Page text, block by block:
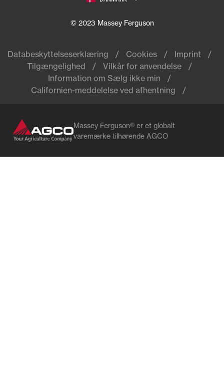
© 2023 Massey Ferguson
Databeskyttelseserklæring Cookies
Imprint
Tilgængelighed
Vilkår for anvendelse
Information om Sælg ikke min
Californien-meddelelse ved afhentning
Massey Ferguson® er et globalt
varemærke tilhørende AGCO